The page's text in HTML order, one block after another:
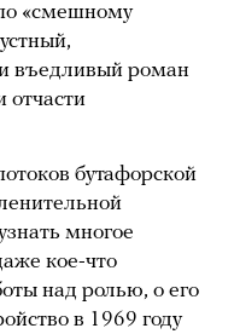
«смешному
въедливый роман
отчасти
бутафорской
многое
кое-что
над ролью, о его
в 1969 году